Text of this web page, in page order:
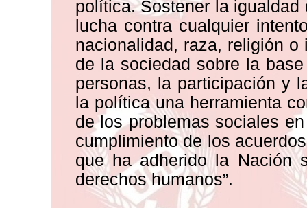
política. Sostener la
lucha contra cualquier
nacionalidad, raza, religión
de la sociedad sobre la
personas, la participación y
la política una herramienta
de los problemas sociales
cumplimiento de los
que ha adherido la Nación
derechos humanos”.